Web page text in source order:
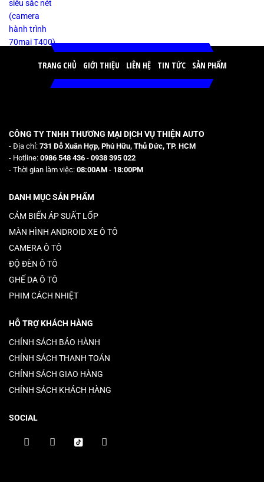
TRANG CHỦ GIỚI THIỆU LIÊN HỆ TIN TỨC SẢN PHẨM
CÔNG TY TNHH THƯƠNG MẠI DỊCH VỤ THIỆN AUTO
- Địa chỉ: 731 Đỗ Xuân Hợp, Phú Hữu, Thủ Đức, TP. HCM
- Hotline: 0986 548 436 - 0938 395 022
- Thời gian làm việc: 08:00AM - 18:00PM
DANH MỤC SẢN PHẨM
CẢM BIẾN ÁP SUẤT LỐP
MÀN HÌNH ANDROID XE Ô TÔ
CAMERA Ô TÔ
ĐỘ ĐÈN Ô TÔ
GHẾ DA Ô TÔ
PHIM CÁCH NHIỆT
HỖ TRỢ KHÁCH HÀNG
CHÍNH SÁCH BẢO HÀNH
CHÍNH SÁCH THANH TOÁN
CHÍNH SÁCH GIAO HÀNG
CHÍNH SÁCH KHÁCH HÀNG
SOCIAL